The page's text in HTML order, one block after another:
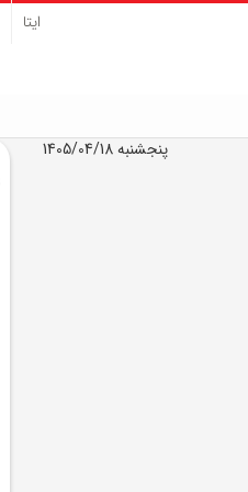
ایتا
پنجشنبه 1405/04/18